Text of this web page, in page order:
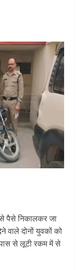
पैसे निकालकर जा
वाले दोनों युवकों को
से लूटी रकम में से